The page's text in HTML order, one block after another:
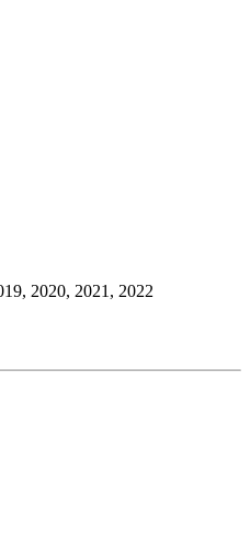
2020, 2021, 2022